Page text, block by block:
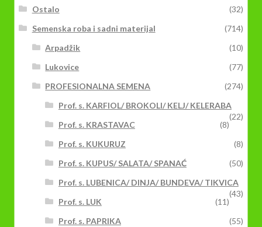
Ostalo
(32)
Semenska roba i sadni materijal
(714)
Arpadžik
(10)
Lukovice
(77)
PROFESIONALNA SEMENA
(274)
Prof. s. KARFIOL/ BROKOLI/ KELJ/ KELERABA
(22)
Prof. s. KRASTAVAC
(8)
Prof. s. KUKURUZ
(8)
Prof. s. KUPUS/ SALATA/ SPANAĆ
(50)
Prof. s. LUBENICA/ DINJA/ BUNDEVA/ TIKVICA
(43)
Prof. s. LUK
(11)
Prof. s. PAPRIKA
(55)